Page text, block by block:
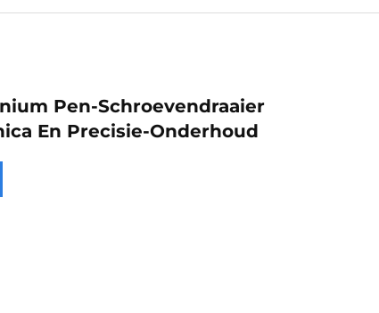
Pen-Schroevendraaier
En Precisie-Onderhoud